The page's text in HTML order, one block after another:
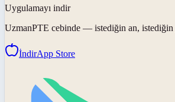
Uygulamayı indir
UzmanPTE cebinde — istediğin an, istediğin
İndirApp Store